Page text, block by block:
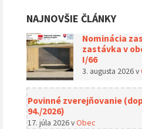
NAJNOVŠIE ČLÁNKY
Nominácia
zastávka v
I/66
3. augusta 2026v
Povinné zverejňovanie
94./2026)
17. júla 2026vObec